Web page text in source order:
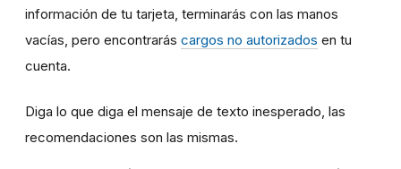
información de tu tarjeta, terminarás con las manos
vacías, pero encontrarás cargos no autorizados en tu
cuenta.
Diga lo que diga el mensaje de texto inesperado, las
recomendaciones son las mismas.